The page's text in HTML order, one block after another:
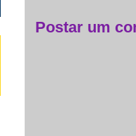
Postar um